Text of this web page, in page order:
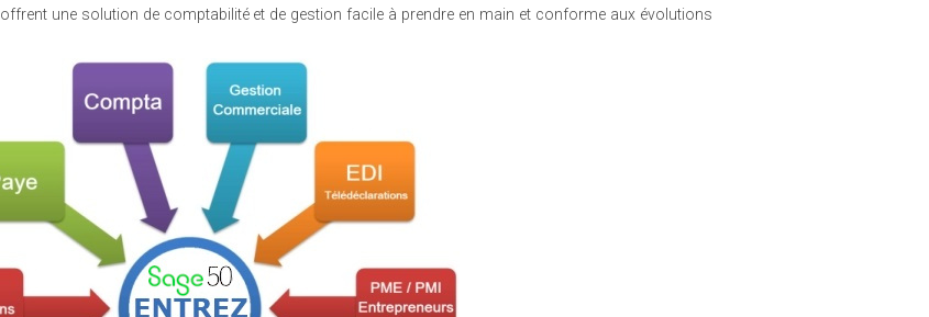
une solution de comptabilité et de gestion facile à prendre en main et conforme aux évolutions